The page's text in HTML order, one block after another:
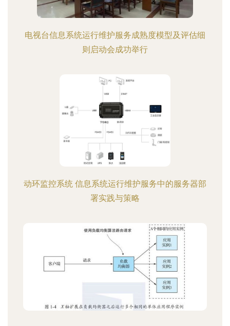
电视台信息系统运行维护服务成熟度模型及评估细
则启动会成功举行
动环监控系统 信息系统运行维护服务中的服务器部
署实践与策略